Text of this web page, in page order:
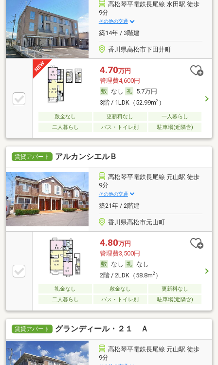
高松琴平電鉄長尾線 水田駅 徒歩
9分
その他の交通
築14年 / 3階建
香川県高松市下田井町
4.70万円
管理費4,600円
なし
5.7万円
3階 / 1LDK（52.99m2）
敷金なし 更新料なし
一人暮らし
二人暮らし
バス・トイレ別 駐車場(近隣含)
賃貸アパート アルカンシエルＢ
高松琴平電鉄長尾線 元山駅 徒歩
9分
その他の交通
築21年 / 2階建
香川県高松市元山町
4.80万円
管理費3,500円
なし
なし
2階 / 2LDK（58.8m2）
礼金なし 敷金なし
更新料なし
二人暮らし
バス・トイレ別 駐車場(近隣含)
賃貸アパート グランディール・２１ Ａ
高松琴平電鉄長尾線 元山駅 徒歩
9分